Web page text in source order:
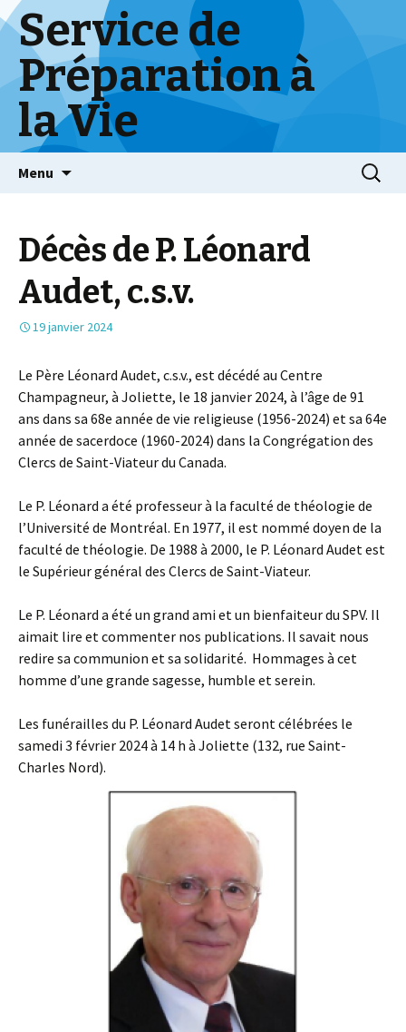
Service de
Préparation à
la Vie
Menu
Décès de P. Léonard
Audet, c.s.v.
19 janvier 2024
Le Père Léonard Audet, c.s.v., est décédé au Centre
Champagneur, à Joliette, le 18 janvier 2024, à l’âge de 91
ans dans sa 68e année de vie religieuse (1956-2024) et sa 64e
année de sacerdoce (1960-2024) dans la Congrégation des
Clercs de Saint-Viateur du Canada.
Le P. Léonard a été professeur à la faculté de théologie de
l’Université de Montréal. En 1977, il est nommé doyen de la
faculté de théologie. De 1988 à 2000, le P. Léonard Audet est
le Supérieur général des Clercs de Saint-Viateur.
Le P. Léonard a été un grand ami et un bienfaiteur du SPV. Il
aimait lire et commenter nos publications. Il savait nous
redire sa communion et sa solidarité. Hommages à cet
homme d’une grande sagesse, humble et serein.
Les funérailles du P. Léonard Audet seront célébrées le
samedi 3 février 2024 à 14 h à Joliette (132, rue Saint-
Charles Nord).